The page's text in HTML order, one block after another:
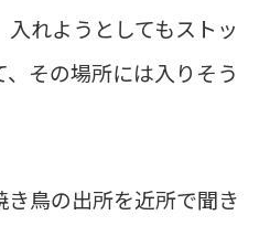
れようとしてもストッ
その場所には入りそう
鳥の出所を近所で聞き